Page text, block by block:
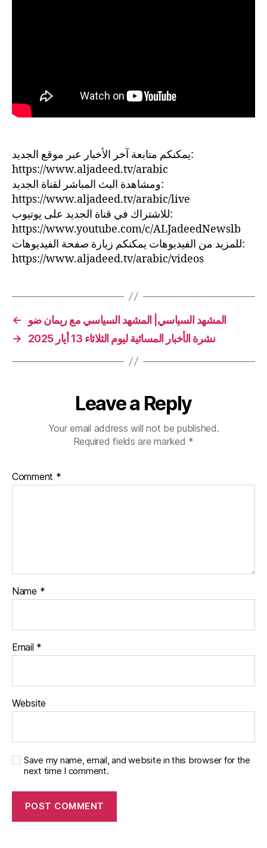
يمكنكم متابعة آخر الأخبار عبر موقع الجديد:
https://www.aljadeed.tv/arabic
ومشاهدة البث المباشر لقناة الجديد:
https://www.aljadeed.tv/arabic/live
للاشتراك في قناة الجديد على يوتيوب:
https://www.youtube.com/c/ALJadeedNewslb
للمزيد من الفيديوهات يمكنكم زيارة صفحة الفيديوهات:
https://www.aljadeed.tv/arabic/videos
←
المشهد السياسي| المشهد السياسي مع ريمان ضو
→
نشرة الأخبار المسائية ليوم الثلاثاء 13 أيار 2025
Leave a Reply
Your email address will not be published.
Required fields are marked *
Comment *
Name *
Email *
Website
Save my name, email, and website in this browser for the
next time I comment.